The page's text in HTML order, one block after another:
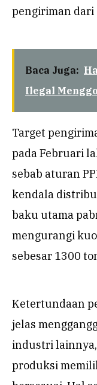
pengiriman dari
Baca Juga:
Ilegal
Target
pada Februari
sebab aturan
kendala
baku utama
mengurangi
sebesar 1300
Ketertundaan
jelas
industri
produksi